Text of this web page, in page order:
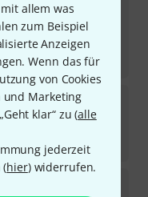
allem was
zum Beispiel
Anzeigen
Wenn das für
von Cookies
und Marketing
klar“ zu (alle
jederzeit
(hier) widerrufen.
BK 4/4